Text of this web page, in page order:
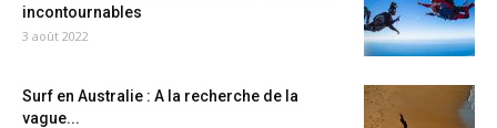
incontournables
3 août 2022
Surf en Australie : A la recherche de la
vague...